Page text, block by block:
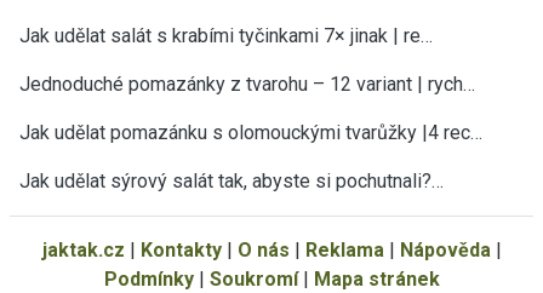
Jak udělat salát s krabími tyčinkami 7× jinak | re…
Jednoduché pomazánky z tvarohu – 12 variant | rych…
Jak udělat pomazánku s olomouckými tvarůžky |4 rec…
Jak udělat sýrový salát tak, abyste si pochutnali?…
jaktak.cz | Kontakty| O nás | Reklama| Nápověda|
Podmínky| Soukromí| Mapa stránek